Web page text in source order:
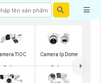
TIOC
Dahua
Camera Ip Dome
Dahua